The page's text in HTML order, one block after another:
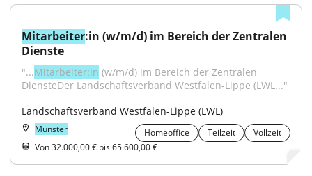
Mitarbeiter:in (w/m/d) im Bereich der Zentralen
Dienste
"...Mitarbeiter:in (w/m/d) im Bereich der Zentralen
DiensteDer Landschaftsverband Westfalen-Lippe (LWL..."
Landschaftsverband Westfalen-Lippe (LWL)
Münster Homeoffice Teilzeit
Vollzeit
Von 32.000,00 € bis 65.600,00 €